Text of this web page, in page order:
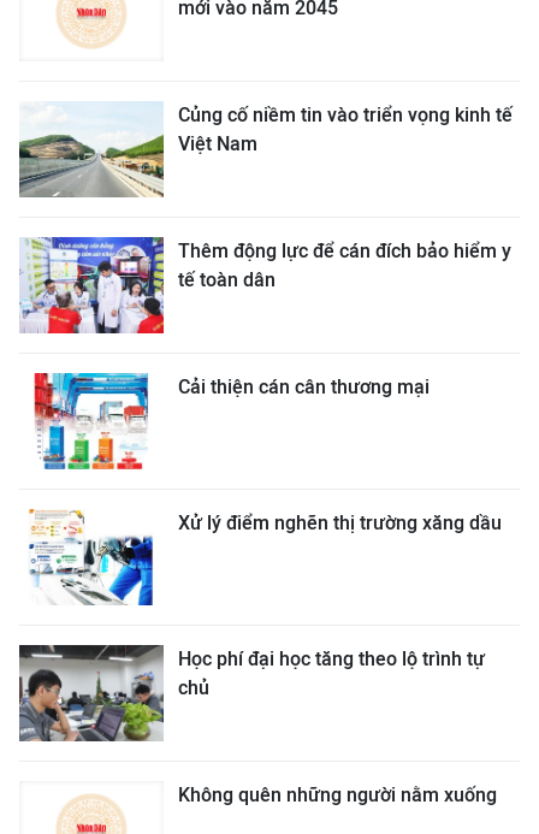
mới vào năm 2045
Củng cố niềm tin vào triển vọng kinh tế
Việt Nam
Thêm động lực để cán đích bảo hiểm y
tế toàn dân
Cải thiện cán cân thương mại
Xử lý điểm nghẽn thị trường xăng dầu
Học phí đại học tăng theo lộ trình tự
chủ
Không quên những người nằm xuống